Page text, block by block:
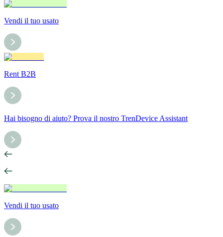
Vendi il tuo usato
Rent B2B
Hai bisogno di aiuto? Prova il nostro TrenDevice Assistant
Vendi il tuo usato